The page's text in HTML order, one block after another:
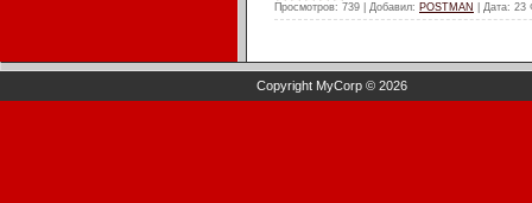
Просмотров: 739 Добавил: POSTMAN Дата: 23
Copyright MyCorp © 2026